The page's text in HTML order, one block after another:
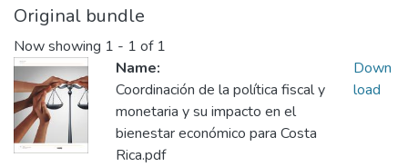
Original bundle
Now showing 1 - 1 of 1
Name:
Coordinación de la política fiscal y
monetaria y su impacto en el
bienestar económico para Costa
Rica.pdf
Down
load